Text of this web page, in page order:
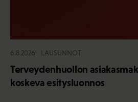
6.8.2026 LAUSUNNOT
Terveydenhuollon
koskeva esitysluonnos